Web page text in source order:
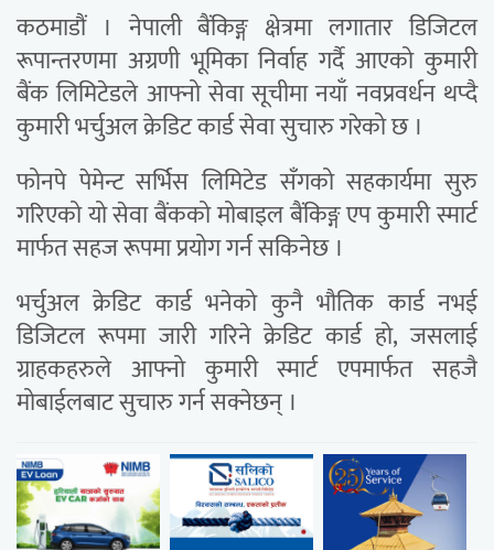
कठमाडौं । नेपाली बैंकिङ्ग क्षेत्रमा लगातार डिजिटल
रूपान्तरणमा अग्रणी भूमिका निर्वाह गर्दै आएको कुमारी
बैंक लिमिटेडले आफ्नो सेवा सूचीमा नयाँ नवप्रवर्धन थप्दै
कुमारी भर्चुअल क्रेडिट कार्ड सेवा सुचारु गरेको छ ।
फोनपे पेमेन्ट सर्भिस लिमिटेड सँगको सहकार्यमा सुरु
गरिएको यो सेवा बैंकको मोबाइल बैंकिङ्ग एप कुमारी स्मार्ट
मार्फत सहज रूपमा प्रयोग गर्न सकिनेछ ।
भर्चुअल क्रेडिट कार्ड भनेको कुनै भौतिक कार्ड नभई
डिजिटल रूपमा जारी गरिने क्रेडिट कार्ड हो, जसलाई
ग्राहकहरुले आफ्नो कुमारी स्मार्ट एपमार्फत सहजै
मोबाईलबाट सुचारु गर्न सक्नेछन् ।